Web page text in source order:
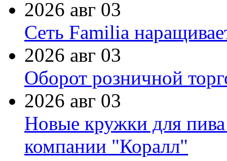
2026 авг 03
Сеть Familia
2026 авг 03
Оборот розничной
2026 авг 03
Новые кружки для
компании "Коралл"